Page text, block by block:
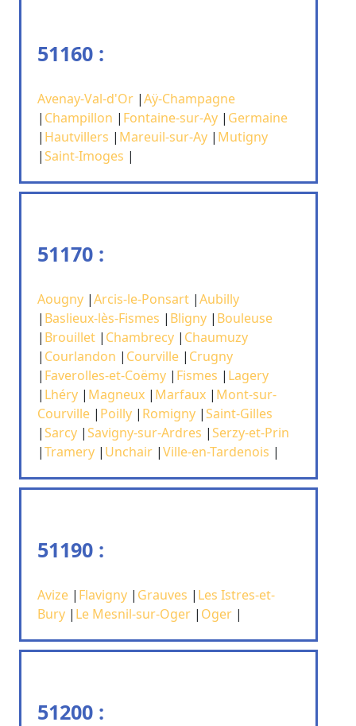
51160 :
Avenay-Val-d'Or |Aÿ-Champagne
| Champillon | Fontaine-sur-Ay | Germaine
| Hautvillers | Mareuil-sur-Ay | Mutigny
|Saint-Imoges |
51170 :
Aougny |Arcis-le-Ponsart |Aubilly
| Baslieux-lès-Fismes | Bligny | Bouleuse
| Brouillet | Chambrecy | Chaumuzy
| Courlandon | Courville | Crugny
| Faverolles-et-Coëmy | Fismes | Lagery
| Lhéry | Magneux | Marfaux | Mont-sur-
Courville | Poilly | Romigny |Saint-Gilles
|Sarcy |Savigny-sur-Ardres |Serzy-et-Prin
|Tramery | Unchair |Ville-en-Tardenois |
51190 :
Avize | Flavigny | Grauves | Les Istres-et-
Bury | Le Mesnil-sur-Oger | Oger |
51200 :